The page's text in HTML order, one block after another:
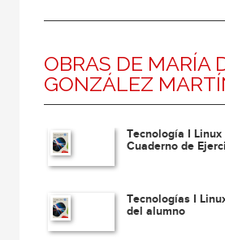
Coordinador
Editor
Escritor
Escritora
Ilustrador
Prologuista
OBRAS DE MARÍA
GONZÁLEZ
Tecnología I Linux
Cuaderno de
Tecnologías I
del alumno